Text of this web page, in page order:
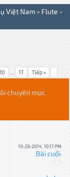
Việt Nam > Flute -
10 ... 17 Tiếp »
chuyên mục
10-29-2014, 10:17 PM
Bài cuối: